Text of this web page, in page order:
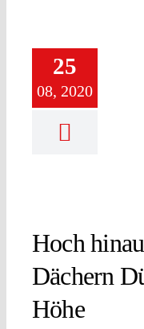
25
08, 2020
Hoch
Dächern
Höhe